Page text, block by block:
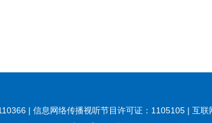
| 信息网络传播视听节目许可证：1105105 | 互